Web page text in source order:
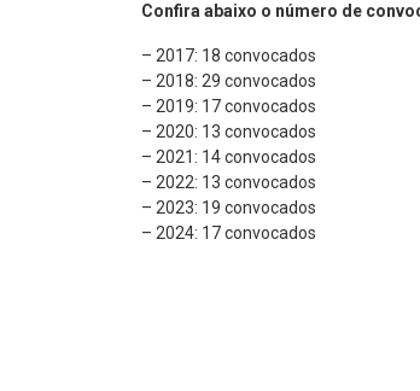
Confira abaixo o número de
– 2017: 18 convocados
– 2018: 29 convocados
– 2019: 17 convocados
– 2020: 13 convocados
– 2021: 14 convocados
– 2022: 13 convocados
– 2023: 19 convocados
– 2024: 17 convocados